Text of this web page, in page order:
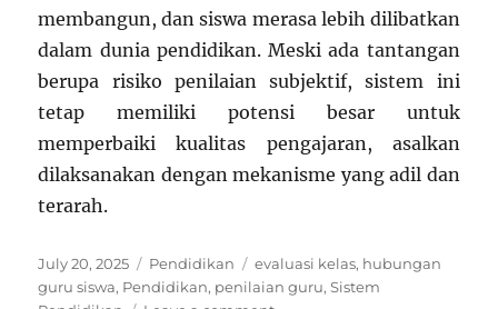
membangun, dan siswa merasa lebih dilibatkan
dalam dunia pendidikan. Meski ada tantangan
berupa risiko penilaian subjektif, sistem ini
tetap memiliki potensi besar untuk
memperbaiki kualitas pengajaran, asalkan
dilaksanakan dengan mekanisme yang adil dan
terarah.
Posted
on
July 20, 2025 Categories
Pendidikan Tags
evaluasi kelas, hubungan
guru siswa, Pendidikan, penilaian guru,Sistem